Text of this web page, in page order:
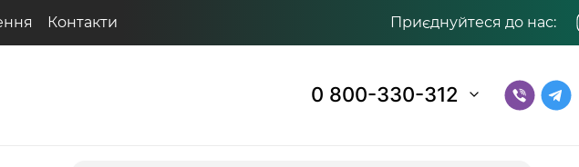
Контакти Приєднуйтеся до нас:
0 800-330-312